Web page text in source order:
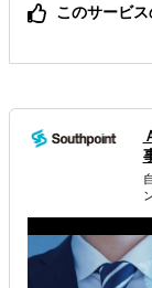
このサービ
渡航費不要
ー可能
海外のエキ
議室に
中小企業で
属するジャ
解決できる課